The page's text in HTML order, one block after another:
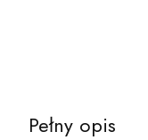
Pełny opis